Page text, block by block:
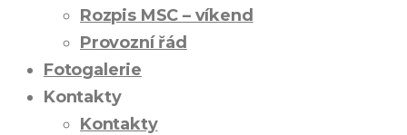
Rozpis MSC – víkend
Provozní řád
Fotogalerie
Kontakty
Kontakty